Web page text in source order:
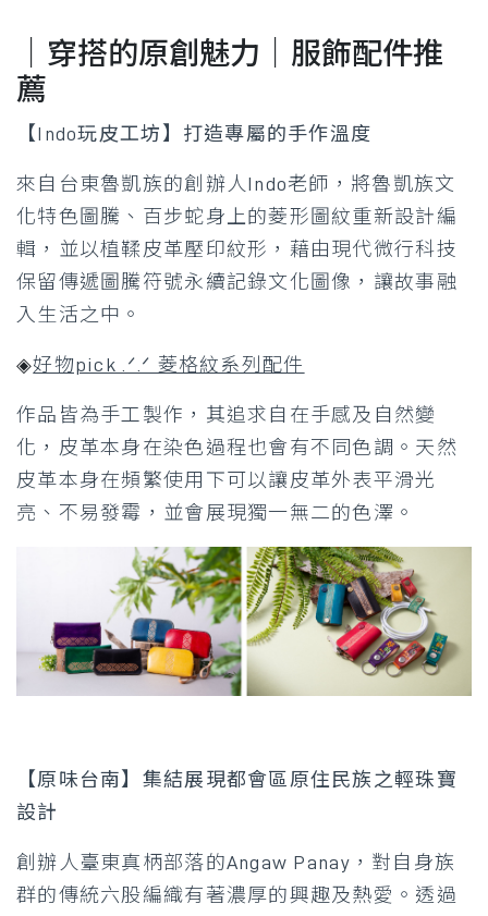
｜穿搭的原創魅力｜服飾配件推
薦
【Indo玩皮工坊】打造專屬的手作溫度
來自台東魯凱族的創辦人Indo老師，將魯凱族文
化特色圖騰、百步蛇身上的菱形圖紋重新設計編
輯，並以植鞣皮革壓印紋形，藉由現代微行科技
保留傳遞圖騰符號永續記錄文化圖像，讓故事融
入生活之中。
◈好物pick .ᐟ.ᐟ 菱格紋系列配件
作品皆為手工製作，其追求自在手感及自然變
化，皮革本身在染色過程也會有不同色調。天然
皮革本身在頻繁使用下可以讓皮革外表平滑光
亮、不易發霉，並會展現獨一無二的色澤。
【原味台南】集結展現都會區原住民族之輕珠寶
設計
創辦人臺東真柄部落的Angaw Panay，對自身族
群的傳統六股編織有著濃厚的興趣及熱愛。透過